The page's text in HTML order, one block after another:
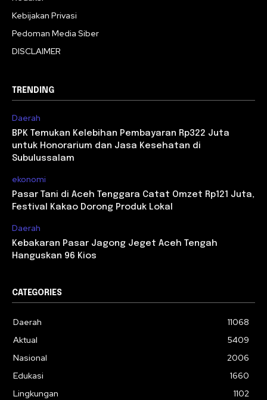
Kebijakan Privasi
Pedoman Media Siber
DISCLAIMER
TRENDING
Daerah
BPK Temukan Kelebihan Pembayaran Rp322 Juta
untuk Honorarium dan Jasa Kesehatan di
Subulussalam
ekonomi
Pasar Tani di Aceh Tenggara Catat Omzet Rp121 Juta,
Festival Kakao Dorong Produk Lokal
Daerah
Kebakaran Pasar Jagong Jeget Aceh Tengah
Hanguskan 96 Kios
CATEGORIES
Daerah
11068
Aktual
5409
Nasional
2006
Edukasi
1660
Lingkungan
1102